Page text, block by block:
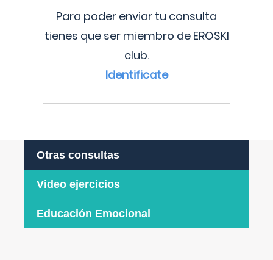
Para poder enviar tu consulta
tienes que ser miembro de EROSKI
club.
Identificate
Otras consultas
Video ejercicios
Educación Emocional